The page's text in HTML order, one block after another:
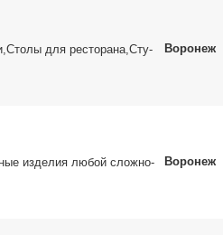
для ре­сто­ра­на,Сту­
Воронеж
из­де­лия лю­бой слож­но­
Воронеж